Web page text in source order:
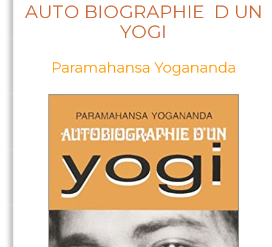
AUTO BIOGRAPHIE D UN
YOGI
Paramahansa Yogananda